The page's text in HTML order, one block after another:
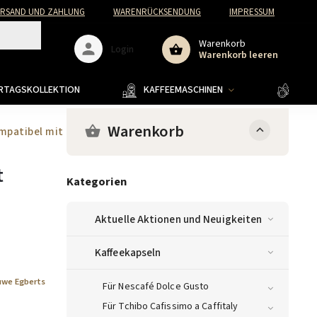
UND ZAHLUNG WARENRÜCKSENDUNG IMPRESSUM
Warenkorb
Warenkorb leeren
Login
KAFFEEMASCHINEN
mit Nespresso® Kaffeemaschinen
Warenkorb
Kategorien
Aktuelle Aktionen und Neuigkeiten
Kaffeekapseln
Für Nescafé Dolce Gusto
Für Tchibo Cafissimo a Caffitaly
Egberts